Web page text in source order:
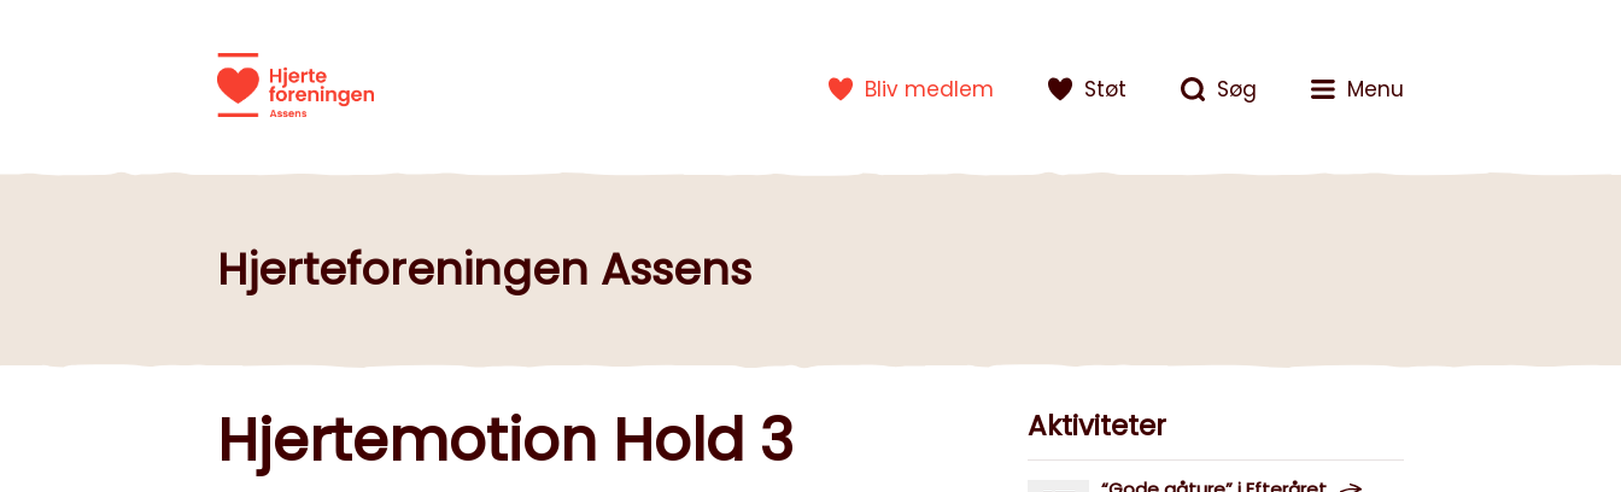
Bliv medlem Støt Søg Menu
Hjerteforeningen Assens
Hjertemotion Hold 3 Aktiviteter